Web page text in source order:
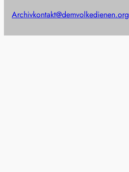
Archivkontakt@demvolkedienen.org